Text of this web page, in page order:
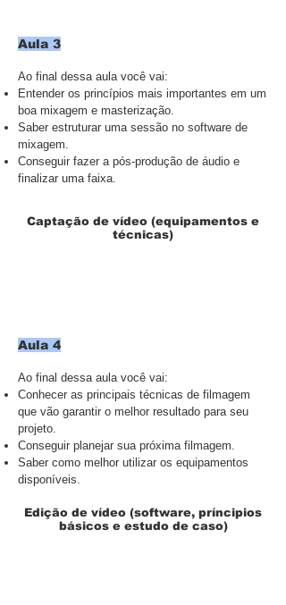
Aula 3
Ao final dessa aula você vai:
Entender os princípios mais importantes em um
boa mixagem e masterização.
Saber estruturar uma sessão no software de
mixagem.
Conseguir fazer a pós-produção de áudio e
finalizar uma faixa.
Captação de vídeo (equipamentos e
técnicas)
Aula 4
Ao final dessa aula você vai:
Conhecer as principais técnicas de filmagem
que vão garantir o melhor resultado para seu
projeto.
Conseguir planejar sua próxima filmagem.
Saber como melhor utilizar os equipamentos
disponíveis.
Edição de vídeo (software, príncipios
básicos e estudo de caso)